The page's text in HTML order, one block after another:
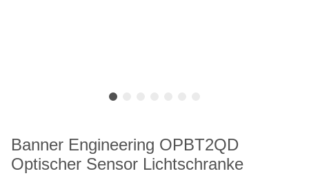
Banner Engineering OPBT2QD
Optischer Sensor Lichtschranke